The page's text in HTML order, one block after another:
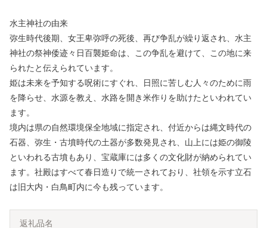
水主神社の由来
弥生時代後期、女王卑弥呼の死後、再び争乱が繰り返され、水主
神社の祭神倭迹々日百襲姫命は、この争乱を避けて、この地に来
られたと伝えられています。
姫は未来を予知する呪術にすぐれ、日照に苦しむ人々のために雨
を降らせ、水源を教え、水路を開き米作りを助けたといわれてい
ます。
境内は県の自然環境保全地域に指定され、付近からは縄文時代の
石器、弥生・古墳時代の土器が多数発見され、山上には姫の御陵
といわれる古墳もあり、宝蔵庫には多くの文化財が納められてい
ます。社殿はすべて春日造りで統一されており、社領を示す立石
は旧大内・白鳥町内に今も残っています。
返礼品名